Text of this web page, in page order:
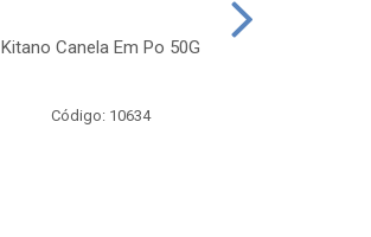
Kitano Canela Em Po 50G
Código: 10634